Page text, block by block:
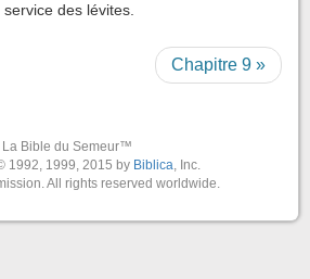
des lévites.
Chapitre 9 »
La Bible du Semeur™
1992, 1999, 2015 by Biblica, Inc.
All rights reserved worldwide.